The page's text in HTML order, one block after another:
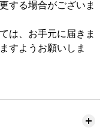
する場合がございま
は、お手元に届きま
すようお願いしま